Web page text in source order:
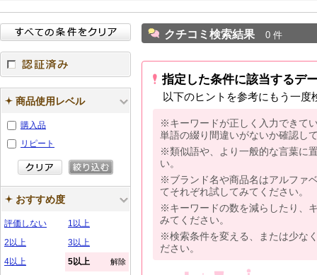
クチコミ検索結果 0 件
指定した条件に該当するデ
以下のヒントを参考にもう一度
※キーワードが正しく入力できて
単語の綴り間違いがないか確認し
※類似語や、より一般的な言葉に
い。
※ブランド名や商品名はアルファ
てそれぞれ試してみてください。
※キーワードの数を減らしたり、
みてください。
※検索条件を変える、または少な
ださい。
認証済み
商品使用レベル
購入品
リピート
おすすめ度
評価しない
1以上
2以上
3以上
4以上
5以上 解除